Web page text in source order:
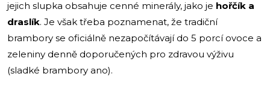
jejich slupka obsahuje cenné minerály, jako je hořčík a
draslík. Je však třeba poznamenat, že tradiční
brambory se oficiálně nezapočítávají do 5 porcí ovoce a
zeleniny denně doporučených pro zdravou výživu
(sladké brambory ano).